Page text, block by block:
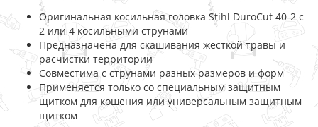
Оригинальная косильная головка Stihl DuroCut 40-2 с
2 или 4 косильными струнами
Предназначена для скашивания жёсткой травы и
расчистки территории
Совместима с струнами разных размеров и форм
Применяется только со специальным защитным
щитком для кошения или универсальным защитным
щитком